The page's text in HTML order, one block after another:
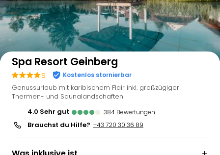
Auf der Karte anzeigen
Spa Resort Geinberg
s Kostenlos stornierbar
Genussurlaub mit karibischem Flair inkl. großzügiger
Thermen- und Saunalandschaften
4.0
sehr gut 384 Bewertungen
Brauchst du Hilfe? +43 720 30 36 89